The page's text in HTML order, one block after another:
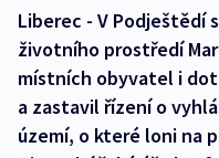
Liberec - V Podještědí
životního prostředí
místních obyvatel i
a zastavil řízení o
území, o které loni na